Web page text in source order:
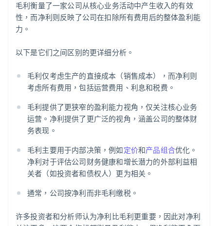
毛利衡量了一家公司从核心业务活动中产生收入的有效
性，而净利则反映了公司在扣除所有费用后的整体盈利能
力。
以下是它们之间区别的更详细分析。
毛利仅考虑生产的直接成本（销售成本），而净利则
考虑所有费用，包括运营费用、利息和税费。
毛利提供了更狭窄的盈利能力视角，仅关注核心业务
运营。净利提供了更广泛的视角，涵盖公司的整体财
务表现。
毛利主要用于内部决策，例如定价和产品组合优化。
净利对于评估公司财务健康和增长潜力的外部利益相
关者（如投资者和债权人）更为相关。
通常，公司按净利而非毛利缴税。
许多投资者和分析师认为净利比毛利更重要，因此对净利